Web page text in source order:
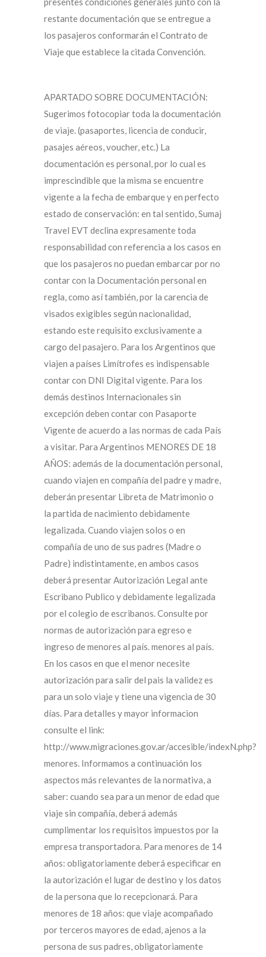
restante documentación que se entregue a
los pasajeros conformarán el Contrato de
Viaje que establece la citada Convención.
APARTADO SOBRE DOCUMENTACIÓN:
Sugerimos fotocopiar toda la documentación
de viaje. (pasaportes, licencia de conducir,
pasajes aéreos, voucher, etc.) La
documentación es personal, por lo cual es
imprescindible que la misma se encuentre
vigente a la fecha de embarque y en perfecto
estado de conservación: en tal sentido, Sumaj
Travel EVT declina expresamente toda
responsabilidad con referencia a los casos en
que los pasajeros no puedan embarcar por no
contar con la Documentación personal en
regla, como así también, por la carencia de
visados exigibles según nacionalidad,
estando este requisito exclusivamente a
cargo del pasajero. Para los Argentinos que
viajen a países Limítrofes es indispensable
contar con DNI Digital vigente. Para los
demás destinos Internacionales sin
excepción deben contar con Pasaporte
Vigente de acuerdo a las normas de cada País
a visitar. Para Argentinos MENORES DE 18
AÑOS: además de la documentación personal,
cuando viajen en compañía del padre y madre,
deberán presentar Libreta de Matrimonio o
la partida de nacimiento debidamente
legalizada. Cuando viajen solos o en
compañía de uno de sus padres (Madre o
Padre) indistintamente, en ambos casos
deberá presentar Autorización Legal ante
Escribano Publico y debidamente legalizada
por el colegio de escribanos. Consulte por
normas de autorización para egreso e
ingreso de menores al país. menores al país.
En los casos en que el menor necesite
autorización para salir del pais la validez es
para un solo viaje y tiene una vigencia de 30
días. Para detalles y mayor informacion
consulte el link:
http://www.migraciones.gov.ar/accesible/indexN.php?
menores. Informamos a continuación los
aspectos más relevantes de la normativa, a
saber: cuando sea para un menor de edad que
viaje sin compañía, deberá además
cumplimentar los requisitos impuestos por la
empresa transportadora. Para menores de 14
años: obligatoriamente deberá especificar en
la autorización el lugar de destino y los datos
de la persona que lo recepcionará. Para
menores de 18 años: que viaje acompañado
por terceros mayores de edad, ajenos a la
persona de sus padres, obligatoriamente